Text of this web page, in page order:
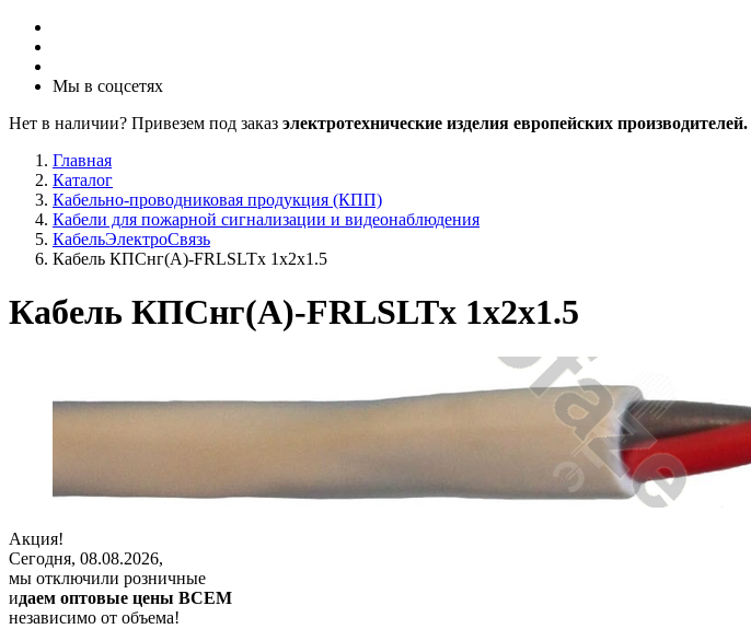
Мы в соцсетях
Нет в наличии? Привезем под заказ электротехнические изделия европейских производителей.
Главная
Каталог
Кабельно-проводниковая продукция (КПП)
Кабели для пожарной сигнализации и видеонаблюдения
КабельЭлектроСвязь
Кабель КПСнг(А)-FRLSLTx 1х2х1.5
Кабель КПСнг(А)-FRLSLTx 1х2х1.5
Акция!
Сегодня, 08.08.2026,
мы отключили розничные
идаем оптовые цены ВСЕМ
независимо от объема!